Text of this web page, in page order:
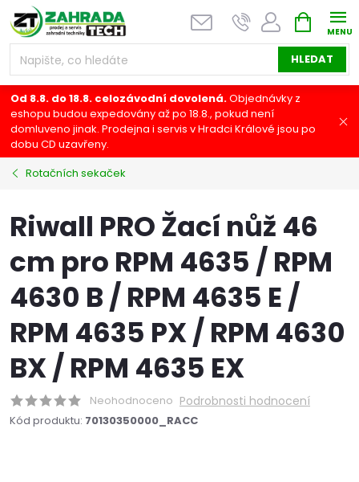
Přejít
na
obsah
HLEDAT
NÁKUPNÍ
KOŠÍK
Od 8.8. do 18.8. celozávodní dovolená.Objednávky z
eshopu budou expedovány až po 18.8., pokud není
domluveno jinak. Prodejna i servis v Hradci Králové jsou po
dobu CD uzavřeny.
Rotačních sekaček
Riwall PRO Žací nůž 46
cm pro RPM 4635 / RPM
4630 B / RPM 4635 E /
RPM 4635 PX / RPM 4630
BX / RPM 4635 EX
Neohodnoceno Podrobnosti hodnocení
Kód produktu: 70130350000_RACC